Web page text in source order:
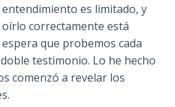
es limitado, y
correctamente está
que probemos cada
testimonio. Lo he hecho
comenzó a revelar los